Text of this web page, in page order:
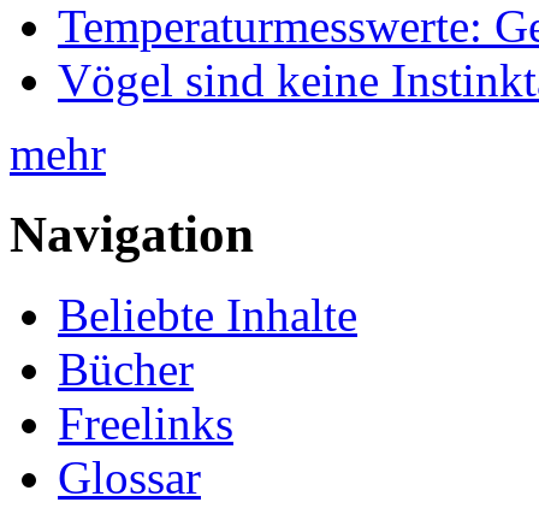
Temperaturmesswerte:
Vögel sind keine
mehr
Navigation
Beliebte Inhalte
Bücher
Freelinks
Glossar